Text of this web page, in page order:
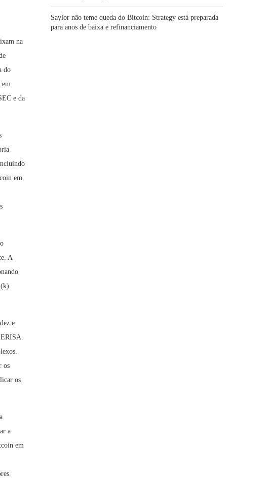
na
do
em
e da
em
A
e
ERISA.
os
os
a
em
Saylor não teme queda do Bitcoin: Strategy está preparada
para anos de baixa e refinanciamento